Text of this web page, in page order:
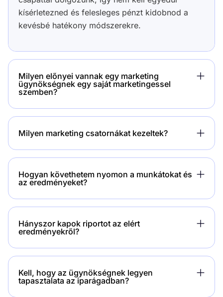
kísérletezned és felesleges pénzt kidobnod a
kevésbé hatékony módszerekre.
Milyen előnyei vannak egy marketing
ügynökségnek egy saját marketingessel
szemben?
Milyen marketing csatornákat kezeltek?
Hogyan követhetem nyomon a munkátokat és
az eredményeket?
Hányszor kapok riportot az elért
eredményekről?
Kell, hogy az ügynökségnek legyen
tapasztalata az iparágadban?